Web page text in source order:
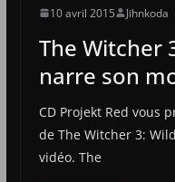
10 avril 2015 Jihnkoda
The Witcher
narre son
CD Projekt Red vous
de The Witcher 3:
vidéo. The